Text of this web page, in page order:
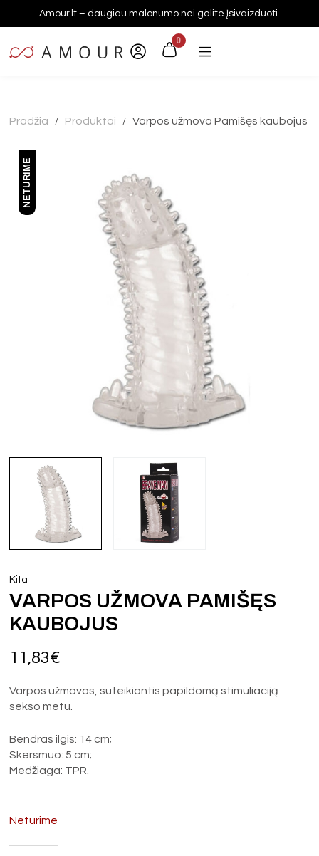
Amour.lt – daugiau malonumo nei galite įsivaizduoti.
0
Pradžia / Produktai / Varpos užmova Pamišęs kaubojus
NETURIME
Kita
VARPOS UŽMOVA PAMIŠĘS
KAUBOJUS
11,83€
Varpos užmovas, suteikiantis papildomą stimuliaciją
sekso metu.
Bendras ilgis: 14 cm;
Skersmuo: 5 cm;
Medžiaga: TPR.
Neturime